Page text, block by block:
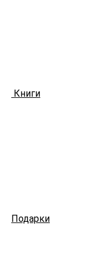
Книги
Подарки